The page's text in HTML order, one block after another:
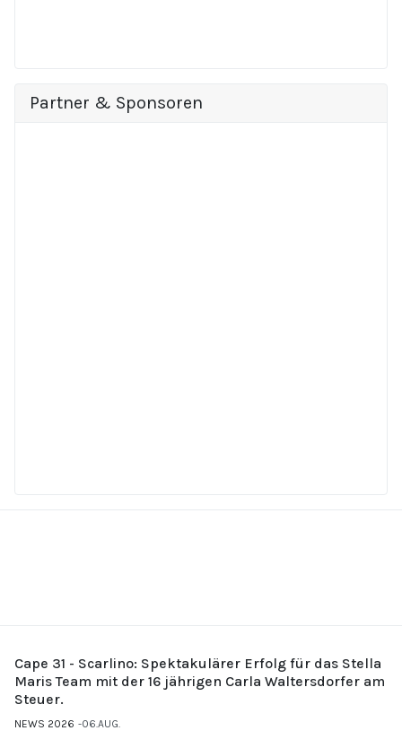
Partner & Sponsoren
Cape 31 - Scarlino: Spektakulärer Erfolg für das Stella
Maris Team mit der 16 jährigen Carla Waltersdorfer am
Steuer.
NEWS 2026 06.AUG.